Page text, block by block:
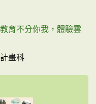
育不分你我，體驗雲
畫科